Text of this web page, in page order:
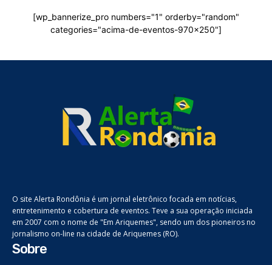
[wp_bannerize_pro numbers="1" orderby="random"
categories="acima-de-eventos-970x250"]
O site Alerta Rondônia é um jornal eletrônico focada em notícias,
entretenimento e cobertura de eventos. Teve a sua operação iniciada
em 2007 com o nome de "Em Ariquemes", sendo um dos pioneiros no
jornalismo on-line na cidade de Ariquemes (RO).
Sobre